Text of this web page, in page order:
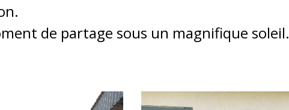
de partage sous un magnifique soleil.